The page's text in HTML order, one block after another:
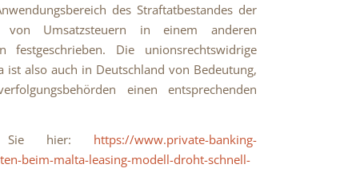
des Straftatbestandes der
von Umsatzsteuern in einem anderen
festgeschrieben. Die unionsrechtswidrige
ist also auch in Deutschland von Bedeutung,
einen entsprechenden
Sie hier: https://www.private-banking-
beim-malta-leasing-modell-droht-schnell-